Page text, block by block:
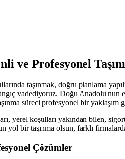
ve Profesyonel
taşınmak, doğru planlama
vadediyoruz. Doğu
süreci profesyonel bir yaklaşım
yerel koşulları yakından bilen,
yol bir taşınma olsun, farklı
Çözümler